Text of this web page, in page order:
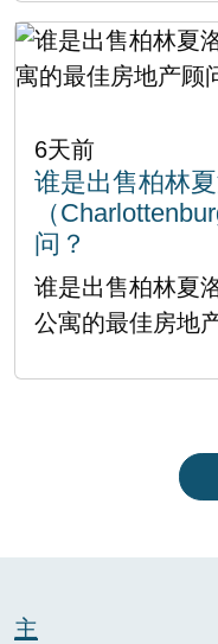
6天前
谁是出售柏林
（
问？
谁是出售柏林夏
公寓的最佳房地
主